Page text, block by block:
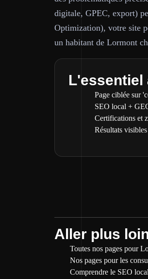
digitale, GPEC, export)
Optimization), votre site
un habitant de Lormont
L'essentiel
Page ciblée sur
SEO local +
Certifications et
Résultats
Aller plus
Toutes nos pages pour
Nos pages pour les
Comprendre le SEO